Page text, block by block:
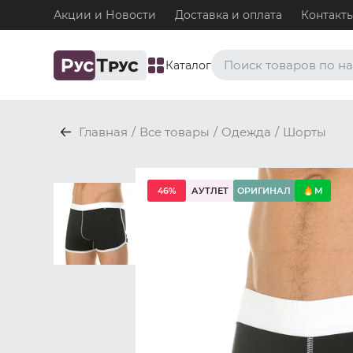
Акции и Новости Доставка и оплата
Каталог
Топ-бра
Нижнее белье / Топ-бра
Боксеры и хипсы
Нижнее белье / Трусы /
Джоки
Нижнее белье / Трусы /
Майки
Одежда / Майки
Главная / Все товары / Одежда / Шорты
46% АУТЛЕТ ОРИГИНАЛ M